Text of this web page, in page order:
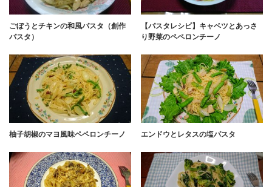
ごぼうとチキンの和風パスタ（創作
パスタ）
【パスタレシピ】キャベツとあっさ
り野菜のペペロンチーノ
柚子胡椒のマヨ風味ペペロンチーノ エンドウとレタスの塩パスタ